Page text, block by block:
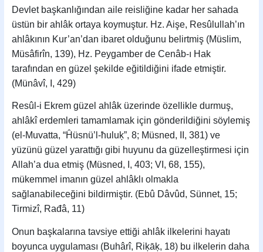
Devlet başkanlığından aile reisliğine kadar her sahada
üstün bir ahlâk ortaya koymuştur. Hz. Aişe, Resûlullah’ın
ahlâkının Kur’an’dan ibaret olduğunu belirtmiş (Müslim,
Müsâfirîn, 139), Hz. Peygamber de Cenâb-ı Hak
tarafından en güzel şekilde eğitildiğini ifade etmiştir.
(Münâvî, I, 429)
Resûl-i Ekrem güzel ahlâk üzerinde özellikle durmuş,
ahlâkî erdemleri tamamlamak için gönderildiğini söylemiş
(el-Muvatta, “Ĥüsnü’l-ħuluķ”, 8; Müsned, II, 381) ve
yüzünü güzel yarattığı gibi huyunu da güzelleştirmesi için
Allah’a dua etmiş (Müsned, I, 403; VI, 68, 155),
mükemmel imanın güzel ahlâklı olmakla
sağlanabileceğini bildirmiştir. (Ebû Dâvûd, Sünnet, 15;
Tirmizî, Rađâ, 11)
Onun başkalarına tavsiye ettiği ahlâk ilkelerini hayatı
boyunca uygulaması (Buhârî, Riķāķ, 18) bu ilkelerin daha